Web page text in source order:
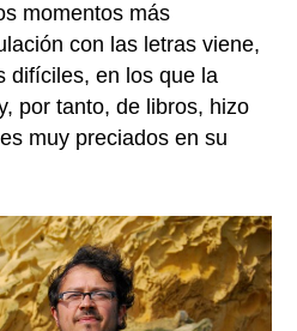
momentos más
con las letras viene,
difíciles, en los que la
por tanto, de libros, hizo
muy preciados en su